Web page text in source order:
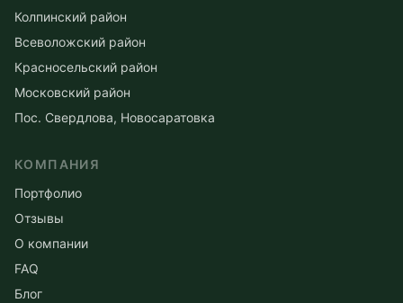
Колпинский район
Всеволожский район
Красносельский район
Московский район
Пос. Свердлова, Новосаратовка
КОМПАНИЯ
Портфолио
Отзывы
О компании
FAQ
Блог